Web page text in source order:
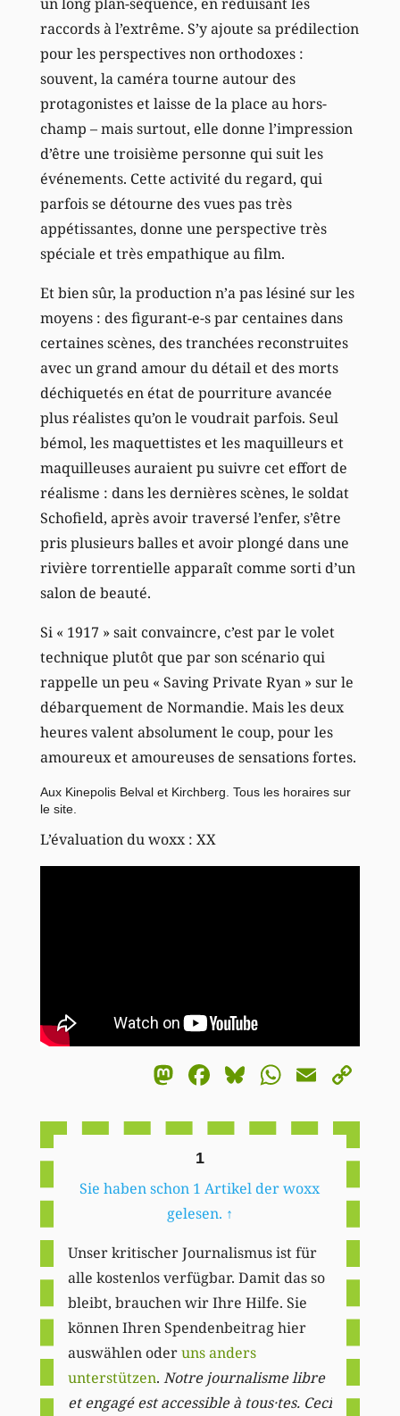
raccords à l’extrême. S’y ajoute sa prédilection
pour les perspectives non orthodoxes :
souvent, la caméra tourne autour des
protagonistes et laisse de la place au hors-
champ – mais surtout, elle donne l’impression
d’être une troisième personne qui suit les
événements. Cette activité du regard, qui
parfois se détourne des vues pas très
appétissantes, donne une perspective très
spéciale et très empathique au film.
Et bien sûr, la production n’a pas lésiné sur les
moyens : des figurant-e-s par centaines dans
certaines scènes, des tranchées reconstruites
avec un grand amour du détail et des morts
déchiquetés en état de pourriture avancée
plus réalistes qu’on le voudrait parfois. Seul
bémol, les maquettistes et les maquilleurs et
maquilleuses auraient pu suivre cet effort de
réalisme : dans les dernières scènes, le soldat
Schofield, après avoir traversé l’enfer, s’être
pris plusieurs balles et avoir plongé dans une
rivière torrentielle apparaît comme sorti d’un
salon de beauté.
Si « 1917 » sait convaincre, c’est par le volet
technique plutôt que par son scénario qui
rappelle un peu « Saving Private Ryan » sur le
débarquement de Normandie. Mais les deux
heures valent absolument le coup, pour les
amoureux et amoureuses de sensations fortes.
Aux Kinepolis Belval et Kirchberg. Tous les horaires sur
le site.
L’évaluation du woxx : XX
Mastodon
Facebook
BlueskyEmail
1
Sie haben schon 1 Artikel der woxx
gelesen. ↑
Unser kritischer Journalismus ist für
alle kostenlos verfügbar. Damit das so
bleibt, brauchen wir Ihre Hilfe. Sie
können Ihren Spendenbeitrag hier
auswählen oderuns anders
unterstützen. Notre journalisme libre
et engagé est accessible à tous·tes. Ceci